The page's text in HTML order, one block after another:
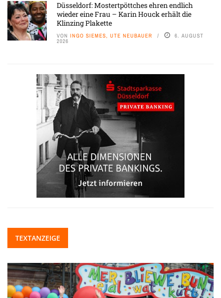
Düsseldorf: Mostertpöttches ehren endlich
wieder eine Frau – Karin Houck erhält die
Klinzing Plakette
VON INGO SIEMES, UTE NEUBAUER 6. AUGUST
2026
TEXTANZEIGE